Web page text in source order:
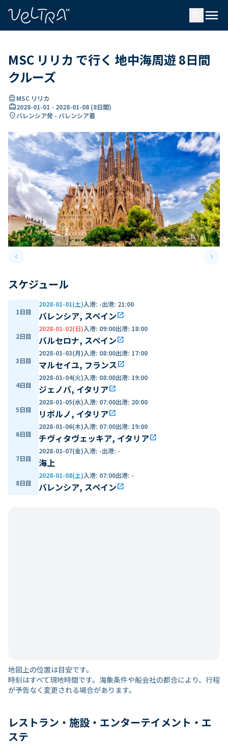
menu
MSC リリカ で行く 地中海周遊 8日間
クルーズ
directions_boatMSC リリカ
card_travel2028-01-01 - 2028-01-08 (8日間)
location_onバレンシア発 - バレンシア着
keyboard_arrow_leftPrevious slide keyboard_arrow_right
スケジュール
1日目
2028-01-01(土)入港: -出港: 21:00
バレンシア, スペインopen_in_new
2日目
2028-01-02(日)入港: 09:00出港: 18:00
バルセロナ, スペインopen_in_new
3日目
2028-01-03(月)入港: 08:00出港: 17:00
マルセイユ, フランスopen_in_new
4日目
2028-01-04(火)入港: 08:00出港: 19:00
ジェノバ, イタリアopen_in_new
5日目
2028-01-05(水)入港: 07:00出港: 20:00
リボルノ, イタリアopen_in_new
6日目
2028-01-06(木)入港: 07:00出港: 19:00
チヴィタヴェッキア, イタリアopen_in_new
7日目
2028-01-07(金)入港: -出港: -
海上
8日目
2028-01-08(土)入港: 07:00出港: -
バレンシア, スペインopen_in_new
地図上の位置は目安です。
時刻はすべて現地時間です。海象条件や船会社の都合により、行程
が予告なく変更される場合があります。
レストラン・施設・エンターテイメント・エ
ステ